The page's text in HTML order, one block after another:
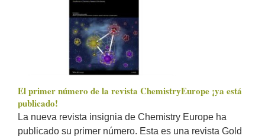
El primer número de la revista ChemistryEurope ¡ya está
publicado!
La nueva revista insignia de Chemistry Europe ha
publicado su primer número. Esta es una revista Gold